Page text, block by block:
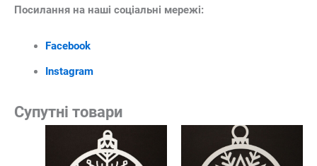
Посилання на наші соціальні мережі:
Facebook
Instagram
Супутні товари